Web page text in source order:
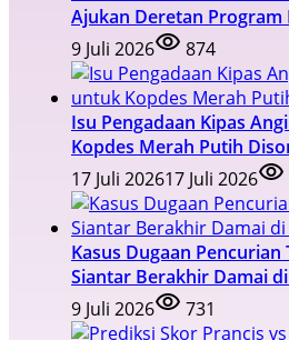
Ajukan Deretan Program
9 Juli 2026
874
Isu Pengadaan Kipas
Kopdes Merah Putih
17 Juli 202617 Juli 2026
Kasus Dugaan
Siantar Berakhir Damai
9 Juli 2026
731